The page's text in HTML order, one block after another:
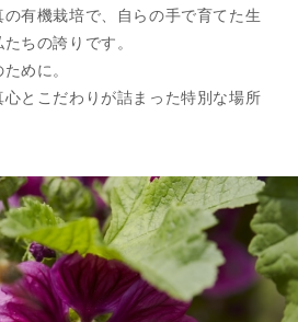
有機栽培で、自らの手で育てた生
ちの誇りです。
めに。
とこだわりが詰まった特別な場所